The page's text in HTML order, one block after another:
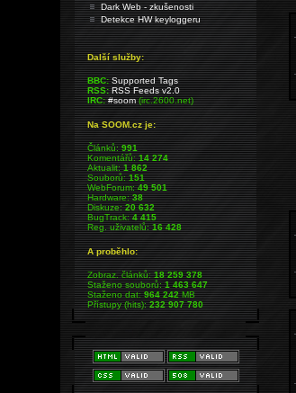
Dark Web - zkušenosti
Detekce HW keyloggeru
Další služby:
BBC: Supported Tags
RSS: RSS Feeds v2.0
IRC: #soom(irc.2600.net)
Na SOOM.cz je:
Článků:991
Komentářů:14 274
Aktualit:1 862
Souborů:151
WebForum:49 501
Hardware:38
Diskuze:20 632
BugTrack:4 415
Reg. uživatelů:16 428
A proběhlo:
Zobraz. článků:18 259 378
Staženo souborů:1 463 647
Staženo dat:964 242MB
Přístupy (hits):232 907 780